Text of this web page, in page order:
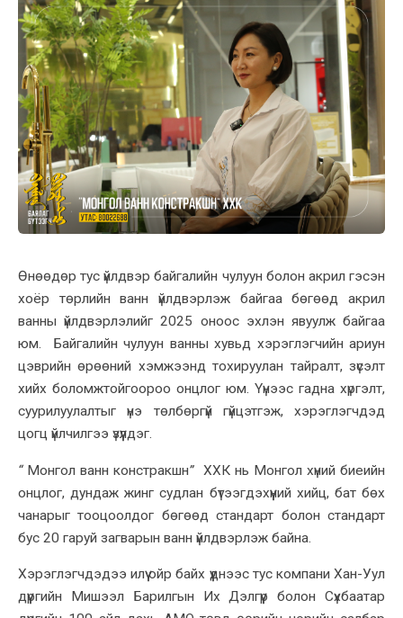
Өнөөдөр тус үйлдвэр байгалийн чулуун болон акрил гэсэн
хоёр төрлийн ванн үйлдвэрлэж байгаа бөгөөд акрил
ванны үйлдвэрлэлийг 2025 оноос эхлэн явуулж байгаа
юм. Байгалийн чулуун ванны хувьд хэрэглэгчийн ариун
цэврийн өрөөний хэмжээнд тохируулан тайралт, зүсэлт
хийх боломжтойгоороо онцлог юм. Үүнээс гадна хүргэлт,
суурилуулалтыг үнэ төлбөргүй гүйцэтгэж, хэрэглэгчдэд
цогц үйлчилгээ үзүүлдэг.
“ Монгол ванн констракшн” ХХК нь Монгол хүний биеийн
онцлог, дундаж жинг судлан бүтээгдэхүүний хийц, бат бөх
чанарыг тооцоолдог бөгөөд стандарт болон стандарт
бус 20 гаруй загварын ванн үйлдвэрлэж байна.
Хэрэглэгчдэдээ илүү ойр байх үүднээс тус компани Хан-Уул
дүүргийн Мишээл Барилгын Их Дэлгүүр болон Сүхбаатар